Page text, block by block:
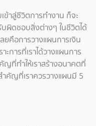
ข้าสู่ชีวิตการทำงาน ก็จะ
บผิดชอบสิ่งต่างๆ ในชีวิตได้
คือการวางแผนการเงิน
ะการที่เราได้วางแผนการ
ญที่ทำให้เราสร้างอนาคตที่
ำคัญที่เราควรวางแผนมี 5